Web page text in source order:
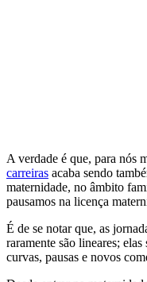
A verdade é que, para nós
carreiras acaba sendo
maternidade, no âmbito
pausamos na licença
É de se notar que, as
raramente são lineares;
curvas, pausas e novos